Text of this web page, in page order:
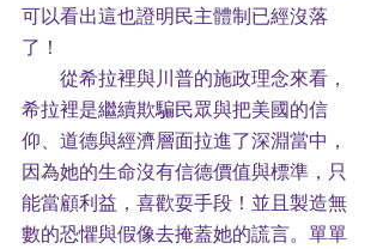
可以看出這也證明民主體制已經沒落
了！
希拉裡是繼續欺騙民眾與把美國的信
仰、道德與經濟層面拉進了深淵當中，
因為她的生命沒有信德價值與標準，只
能當顧利益，喜歡耍手段！並且製造無
數的恐懼與假像去掩蓋她的謊言。單單